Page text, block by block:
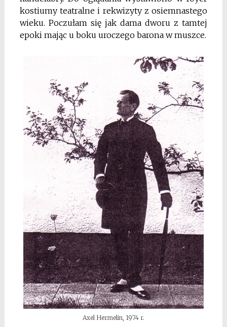
kostiumy teatralne i rekwizyty z osiemnastego
wieku. Poczułam się jak dama dworu z tamtej
epoki mając u boku uroczego barona w muszce.
Axel Hermelin, 1974 r.